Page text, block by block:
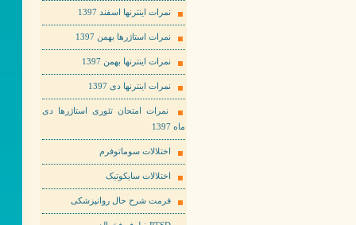
نمرات اینترنها اسفند 1397
نمرات استاژرها بهمن 1397
نمرات اینترنها بهمن 1397
نمرات اینترنها دی 1397
نمرات امتحان تئوری استاژرها دی
ماه 1397
اختلالات سوماتوفرم
اختلالات سایکوتیک
فرمت شرح حال روانپزشکی